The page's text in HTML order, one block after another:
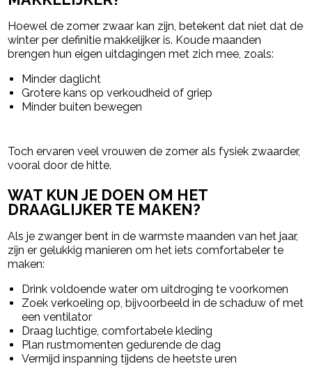
Hoewel de zomer zwaar kan zijn, betekent dat niet dat de
winter per definitie makkelijker is. Koude maanden
brengen hun eigen uitdagingen met zich mee, zoals:
Minder daglicht
Grotere kans op verkoudheid of griep
Minder buiten bewegen
Toch ervaren veel vrouwen de zomer als fysiek zwaarder,
vooral door de hitte.
WAT KUN JE DOEN OM HET
DRAAGLIJKER TE MAKEN?
Als je zwanger bent in de warmste maanden van het jaar,
zijn er gelukkig manieren om het iets comfortabeler te
maken:
Drink voldoende water om uitdroging te voorkomen
Zoek verkoeling op, bijvoorbeeld in de schaduw of met
een ventilator
Draag luchtige, comfortabele kleding
Plan rustmomenten gedurende de dag
Vermijd inspanning tijdens de heetste uren